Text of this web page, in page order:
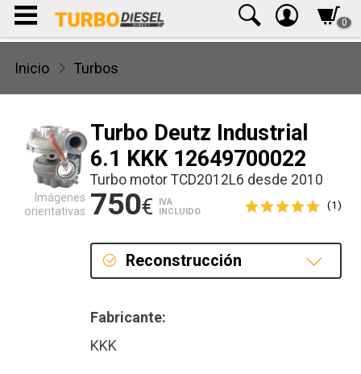
0
Inicio Turbos
Turbo Deutz Industrial
6.1 KKK 12649700022
Turbo motor TCD2012L6 desde 2010
750€
IVA
INCLUIDO
(1)
Reconstrucción
Fabricante:
KKK
Imágenes
orientativas